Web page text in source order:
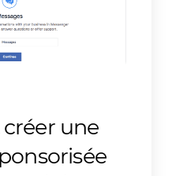
d’un chat
étape par étape
une annonce